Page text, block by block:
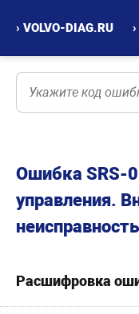
› VOLVO-DIAG.RU
Ошибка SRS-
управления.
неисправность
Расшифровка